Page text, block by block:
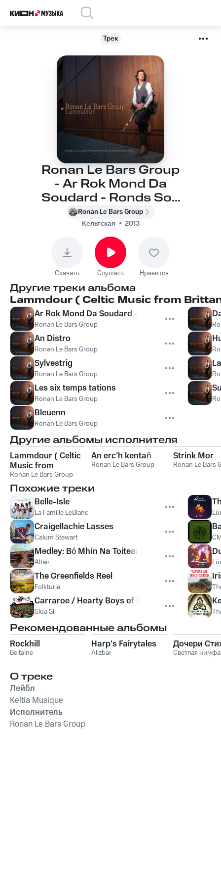
Трек
Ronan Le Bars Group
- Ar Rok Mond Da
Soudard - Ronds Son
ar Diskonteur
Ronan Le Bars Group
Кельтская
2013
Скачать Слушать Нравится
Другие треки альбома
Lammdour ( Celtic Music from
Ar Rok Mond Da Soudard - Ronds Son ar
Ronan Le Bars Group
An Distro
Ronan Le Bars Group
Sylvestrig
Ronan Le Bars Group
Les six temps tations
Ronan Le Bars Group
Bleuenn
Ronan Le Bars Group
Другие альбомы исполнителя
Lammdour ( Celtic
Music from
Brittany / Keltia
Musique -
Bretagne )
Ronan Le Bars Group
An erc'h kentañ
Ronan Le Bars Group
Strink Mor
Ronan Le Bars
Похожие треки
Belle-Isle
La Famille LeBlanc
Craigellachie Lasses
Calum Stewart
Medley: Bó Mhín Na Toitean / Con McGinley’s
Altan
The Greenfields Reel
Folkturia
Carraroe / Hearty Boys of Ballymote / Frost All
Slua Si
Рекомендованные альбомы
Rockhill
Beltaine
Harp's Fairytales
Alizbar
Дочери
Светлая нимфа
О треке
Лейбл
Keltia Musique
Исполнитель
Ronan Le Bars Group